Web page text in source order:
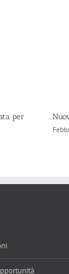
per